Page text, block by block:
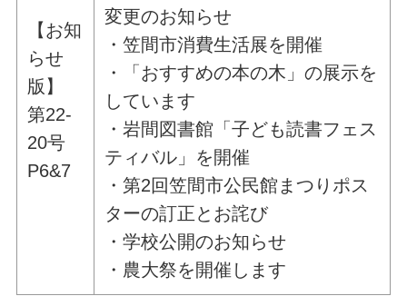
【お知
らせ
版】
第22-
20号
P6&7
変更のお知らせ
・笠間市消費生活展を開催
・「おすすめの本の木」の展示を
しています
・岩間図書館「子ども読書フェス
ティバル」を開催
・第2回笠間市公民館まつりポス
ターの訂正とお詫び
・学校公開のお知らせ
・農大祭を開催します